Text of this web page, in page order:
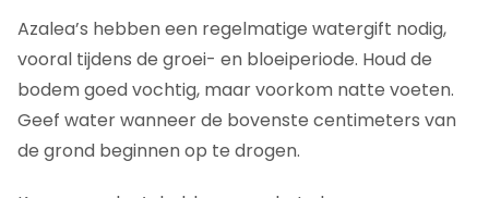
Azalea’s hebben een regelmatige watergift nodig,
vooral tijdens de groei- en bloeiperiode. Houd de
bodem goed vochtig, maar voorkom natte voeten.
Geef water wanneer de bovenste centimeters van
de grond beginnen op te drogen.